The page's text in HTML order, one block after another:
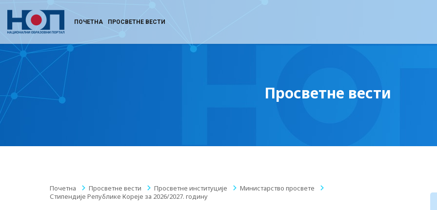
ПОЧЕТНА ПРОСВЕТНЕ ВЕСТИ
Просветне вести
Почетна / Просветне вести / Просветне институције / Министарство просвете
/
Стипендије Републике Кореје за 2026/2027. годину